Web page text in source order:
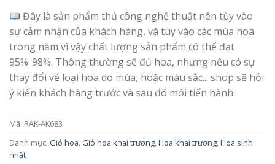
Đây là sản phẩm thủ công nghệ thuật nên tùy vào
sự cảm nhận của khách hàng, và tùy vào các mùa hoa
trong năm vì vậy chất lượng sản phẩm có thể đạt
95%-98%. Thông thường sẽ đủ hoa, nhưng nếu có sự
thay đổi về loại hoa do mùa, hoặc màu sắc... shop sẽ hỏi
ý kiến khách hàng trước và sau đó mới tiến hành.
Mã: RAK-AK683
Danh mục: Giỏ hoa, Giỏ hoa khai trương,Hoa khai trương,Hoa sinh
nhật